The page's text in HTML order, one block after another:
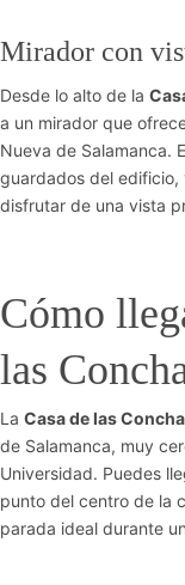
Mirador con
Desde lo alto de la
a un mirador que
Nueva de Salamanca.
guardados del edificio,
disfrutar de una vista
Cómo
las
La Casa de las
de Salamanca, muy
Universidad. Puedes
punto del centro de la
parada ideal durante